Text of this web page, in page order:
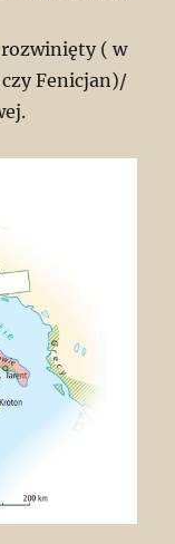
rozwinięty ( w
Fenicjan)/